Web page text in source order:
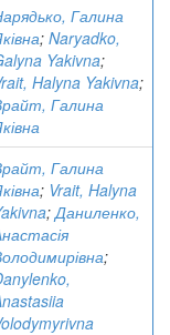
Галина
; Naryadko,
Yakivna;
Halyna Yakivna;
Галина
Галина
; Vrait, Halyna
;Даниленко,
;